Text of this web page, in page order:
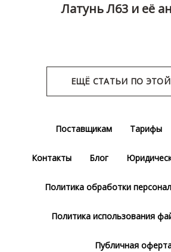
Латунь Л63 и её
ЕЩЁ СТАТЬИ ПО
Поставщикам Тарифы
Контакты Блог
Политика обработки
Политика использования
Публичная